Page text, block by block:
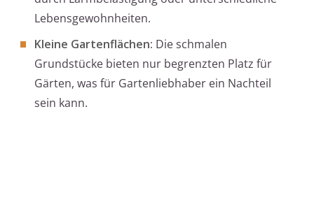
Lebensgewohnheiten.
Kleine Gartenflächen: Die schmalen
Grundstücke bieten nur begrenzten Platz für
Gärten, was für Gartenliebhaber ein Nachteil
sein kann.